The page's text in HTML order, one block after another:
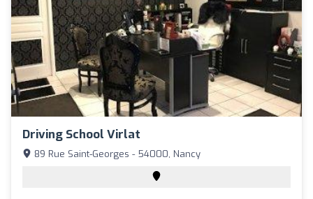
Driving School Virlat
89 Rue Saint-Georges - 54000, Nancy